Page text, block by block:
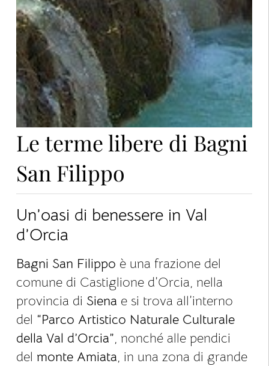
Le terme libere di Bagni
San Filippo
Un’oasi di benessere in Val
d’Orcia
Bagni San Filippo è una frazione del
comune di Castiglione d’Orcia, nella
provincia di Siena e si trova all’interno
del “Parco Artistico Naturale Culturale
della Val d’Orcia”, nonché alle pendici
del monte Amiata, in una zona di grande